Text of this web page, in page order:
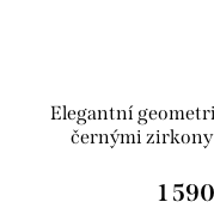
Elegantní
černými
1